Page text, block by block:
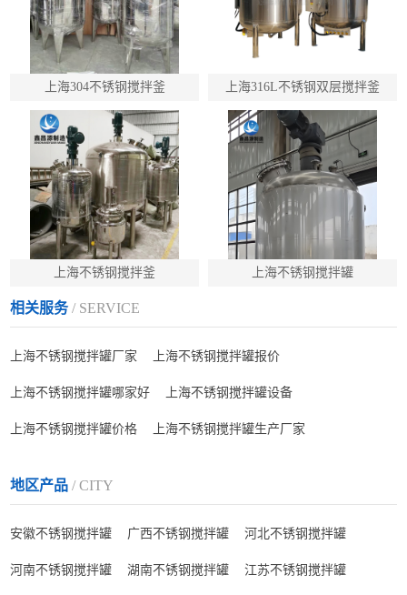
上海304不锈钢搅拌釜 上海316L不锈钢双层搅拌釜
上海不锈钢搅拌釜 上海不锈钢搅拌罐
相关服务/ SERVICE
上海不锈钢搅拌罐厂家 上海不锈钢搅拌罐报价
上海不锈钢搅拌罐哪家好 上海不锈钢搅拌罐设备
上海不锈钢搅拌罐价格 上海不锈钢搅拌罐生产厂家
地区产品/ CITY
安徽不锈钢搅拌罐 广西不锈钢搅拌罐 河北不锈钢搅拌罐
河南不锈钢搅拌罐 湖南不锈钢搅拌罐 江苏不锈钢搅拌罐